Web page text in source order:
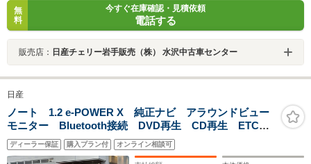
無
料
今すぐ在庫確認・見積依頼
電話する
販売店： 日産チェリー岩手販売（株） 水沢中古車センター
日産
ノート 1.2 e-POWER X 純正ナビ アラウンドビュー
モニター Bluetooth接続 DVD再生 CD再生 ETC
ドライブレコーダー オートエアコン 1年間走行距離無
制限保証
ディーラー保証 購入プラン付 オンライン相談可